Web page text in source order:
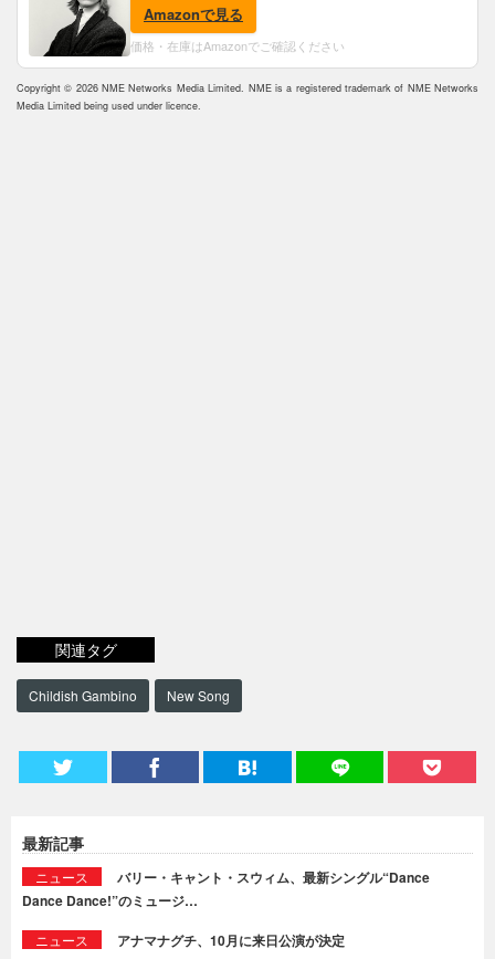
Amazonで見る
価格・在庫はAmazonでご確認ください
Copyright © 2026 NME Networks Media Limited. NME is a registered trademark of NME Networks
Media Limited being used under licence.
関連タグ
Childish Gambino New Song
最新記事
ニュース
バリー・キャント・スウィム、最新シングル“Dance
Dance Dance!”のミュージ…
ニュース アナマナグチ、10月に来日公演が決定